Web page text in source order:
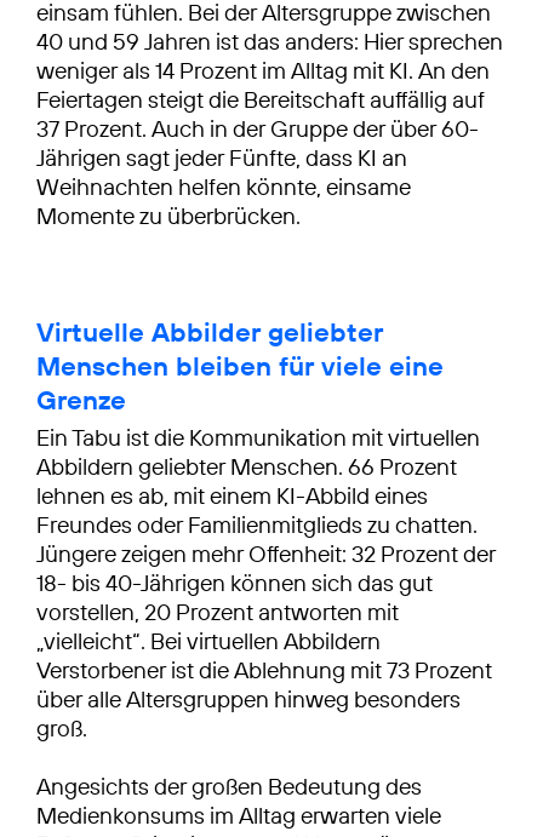
einsam fühlen. Bei der Altersgruppe zwischen
40 und 59 Jahren ist das anders: Hier sprechen
weniger als 14 Prozent im Alltag mit KI. An den
Feiertagen steigt die Bereitschaft auffällig auf
37 Prozent. Auch in der Gruppe der über 60-
Jährigen sagt jeder Fünfte, dass KI an
Weihnachten helfen könnte, einsame
Momente zu überbrücken.
Virtuelle Abbilder geliebter
Menschen bleiben für viele eine
Grenze
Ein Tabu ist die Kommunikation mit virtuellen
Abbildern geliebter Menschen. 66 Prozent
lehnen es ab, mit einem KI-Abbild eines
Freundes oder Familienmitglieds zu chatten.
Jüngere zeigen mehr Offenheit: 32 Prozent der
18- bis 40-Jährigen können sich das gut
vorstellen, 20 Prozent antworten mit
„vielleicht“. Bei virtuellen Abbildern
Verstorbener ist die Ablehnung mit 73 Prozent
über alle Altersgruppen hinweg besonders
groß.
Angesichts der großen Bedeutung des
Medienkonsums im Alltag erwarten viele